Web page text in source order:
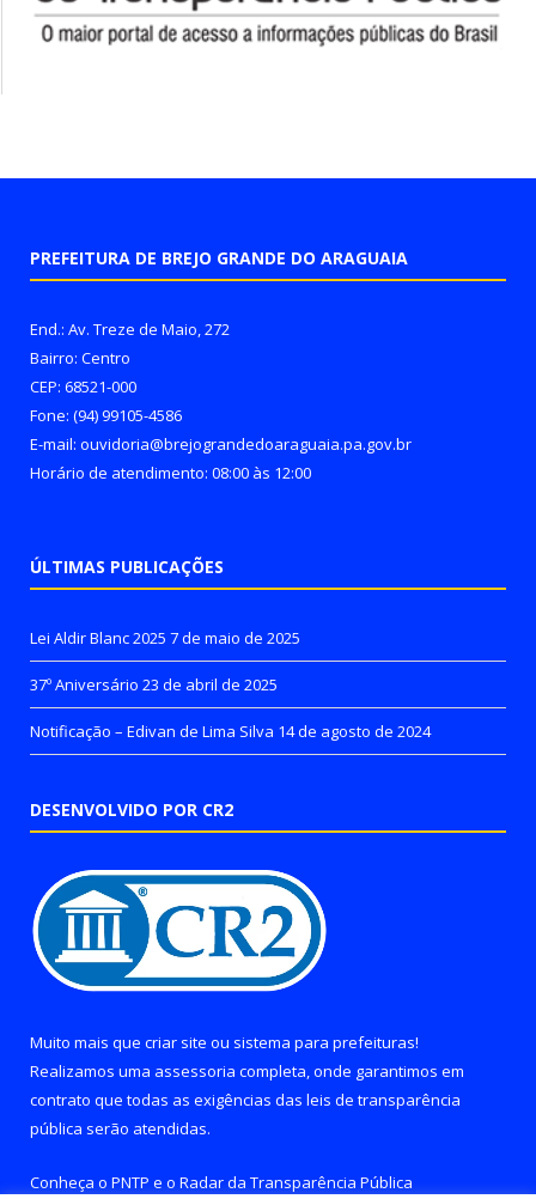
PREFEITURA DE BREJO GRANDE DO ARAGUAIA
End.: Av. Treze de Maio, 272
Bairro: Centro
CEP: 68521-000
Fone: (94) 99105-4586
E-mail: ouvidoria@brejograndedoaraguaia.pa.gov.br
Horário de atendimento: 08:00 às 12:00
ÚLTIMAS PUBLICAÇÕES
Lei Aldir Blanc 2025 7 de maio de 2025
37º Aniversário 23 de abril de 2025
Notificação – Edivan de Lima Silva 14 de agosto de 2024
DESENVOLVIDO POR CR2
Muito mais que criar site ou sistema para prefeituras!
Realizamos uma assessoria completa, onde garantimos em
contrato que todas as exigências das leis de transparência
pública serão atendidas.
Conheça o PNTP e o Radar da Transparência Pública